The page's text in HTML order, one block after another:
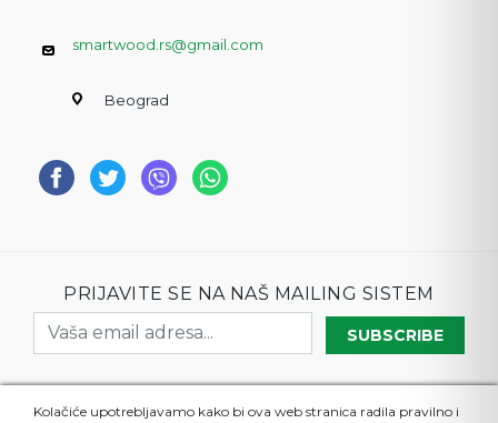
smartwood.rs@gmail.com
Beograd
PRIJAVITE SE NA NAŠ MAILING SISTEM
SUBSCRIBE
Kolačiće upotrebljavamo kako bi ova web stranica radila pravilno i